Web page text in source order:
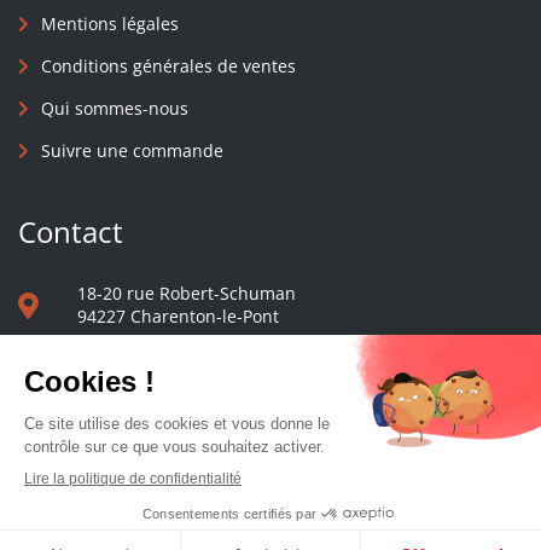
Mentions légales
Conditions générales de ventes
Qui sommes-nous
Suivre une commande
Contact
18-20 rue Robert-Schuman
94227 Charenton-le-Pont